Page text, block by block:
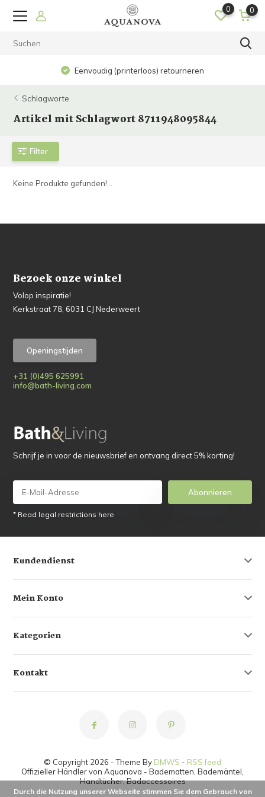
0 0
Eenvoudig (printerloos) retourneren
Schlagworte
Artikel mit Schlagwort 8711948095844
Filter
Keine Produkte gefunden!...
Bezoek onze winkel
Volop inspiratie!
Kerkstraat 78, 6031 CJ Nederweert
Openingstijden
+31 (0)495 625991
info@bath-living.com
Schrijf je in voor de nieuwsbrief en ontvang direct 5% korting!
Abonnieren
* Read legal restrictions here
Kundendienst
Mein Konto
Kategorien
Kontakt
© Copyright 2026 - Theme By DMWS - RSS feed
Offizieller Händler von Aquanova - Badematten, Bademäntel,
Handtücher, Badaccessoires
Durch die Nutzung unserer Webseite stimmen Sie dem Gebrauch von